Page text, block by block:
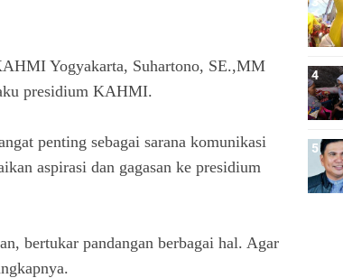
Yogyakarta, Suhartono, SE.,MM
presidium KAHMI.
penting sebagai sarana komunikasi
aspirasi dan gagasan ke presidium
bertukar pandangan berbagai hal. Agar